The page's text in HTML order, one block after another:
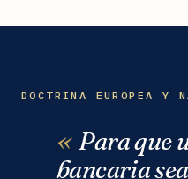
DOCTRINA EUROPEA Y
Para que
bancaria